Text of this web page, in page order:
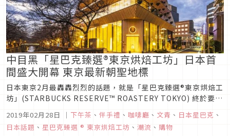
中目黑「星巴克臻選®東京烘焙工坊」日本首
間盛大開幕 東京最新朝聖地標
日本東京2月最轟轟烈烈的話題，就是「星巴克臻選®東京烘焙工
坊」(STARBUCKS RESERVE™ ROASTERY TOKYO) 終於要在
2月28日於中目黑開幕啦！這篇要為喜歡日本星巴克的讀者們介
紹這間萬眾矚目的星巴克旗下最頂級的新店，讓你先預習一下星
巴克臻選®東京烘焙工坊的特色。雖然新開幕時想...
2019年02月28日 ｜ 下午茶 、 伴手禮 、 咖啡廳 、 文青 、 日本星巴克 、
日本話題 、 星巴克臻選 ® 東京烘焙工坊 、 潮流 、 購物